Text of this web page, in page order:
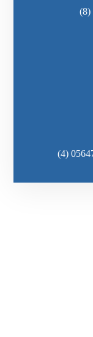
(8)
(4)